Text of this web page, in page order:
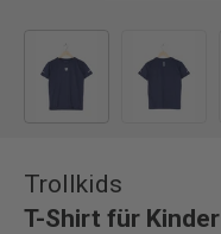
Trollkids
T-Shirt für Kinder